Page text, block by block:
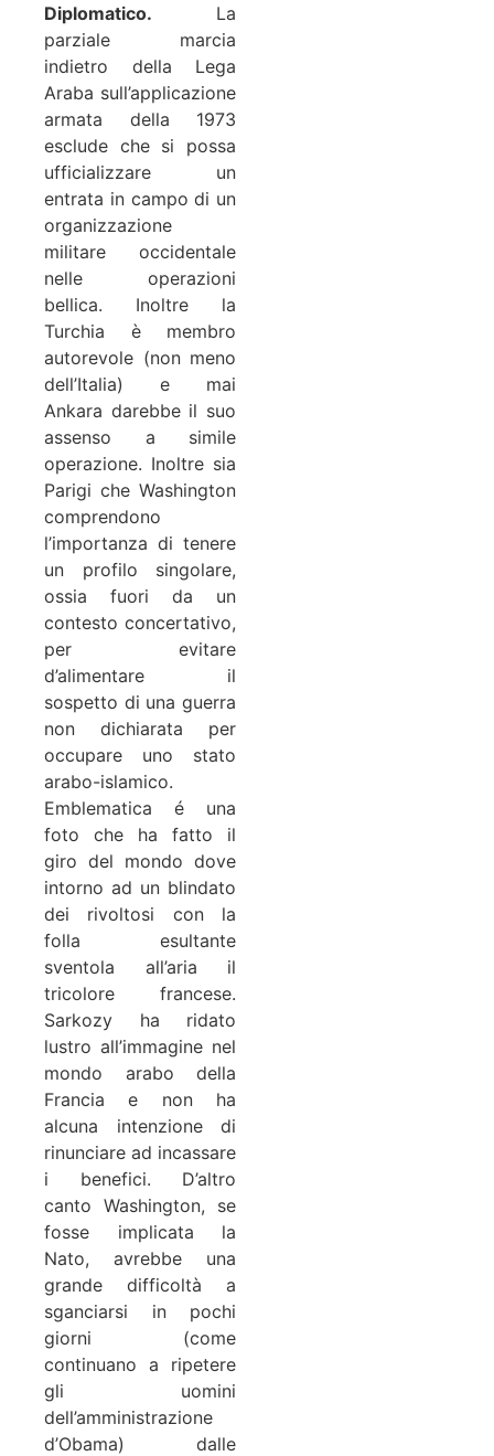
Diplomatico. La
parziale marcia
indietro della Lega
Araba sull’applicazione
armata della 1973
esclude che si possa
ufficializzare un
entrata in campo di un
organizzazione
militare occidentale
nelle operazioni
bellica. Inoltre la
Turchia è membro
autorevole (non meno
dell’Italia) e mai
Ankara darebbe il suo
assenso a simile
operazione. Inoltre sia
Parigi che Washington
comprendono
l’importanza di tenere
un profilo singolare,
ossia fuori da un
contesto concertativo,
per evitare
d’alimentare il
sospetto di una guerra
non dichiarata per
occupare uno stato
arabo-islamico.
Emblematica é una
foto che ha fatto il
giro del mondo dove
intorno ad un blindato
dei rivoltosi con la
folla esultante
sventola all’aria il
tricolore francese.
Sarkozy ha ridato
lustro all’immagine nel
mondo arabo della
Francia e non ha
alcuna intenzione di
rinunciare ad incassare
i benefici. D’altro
canto Washington, se
fosse implicata la
Nato, avrebbe una
grande difficoltà a
sganciarsi in pochi
giorni (come
continuano a ripetere
gli uomini
dell’amministrazione
d’Obama) dalle